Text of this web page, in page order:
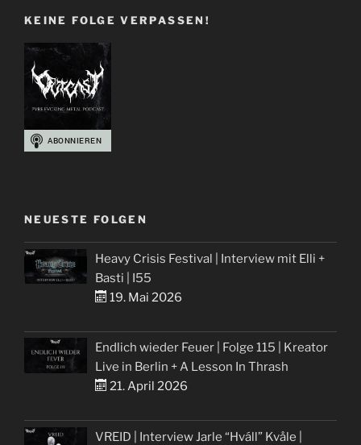
–
Metal
Album
Cover
Best-
KEINE FOLGE VERPASSEN!
NEUESTE FOLGEN
Heavy Crisis Festival | Interview mit Elli +
Basti | I55
19. Mai 2026
Endlich wieder Feuer | Folge 115 | Kreator
Live in Berlin + A Lesson In Thrash
21. April 2026
VREID | Interview Jarle “Hváll” Kvåle |